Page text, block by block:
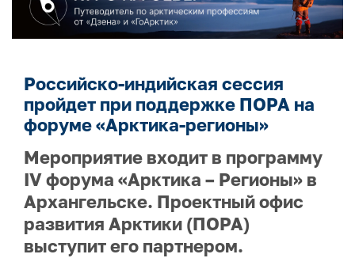
Российско-индийская сессия
пройдет при поддержке ПОРА на
форуме «Арктика-регионы»
Мероприятие входит в программу
IV форума «Арктика – Регионы» в
Архангельске. Проектный офис
развития Арктики (ПОРА)
выступит его партнером.